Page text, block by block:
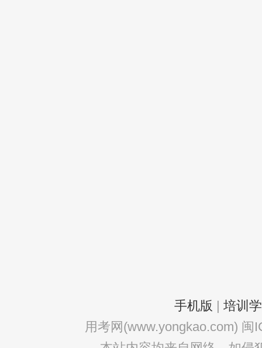
手机版 | 培训
用考网(www.yongkao.com) 闽